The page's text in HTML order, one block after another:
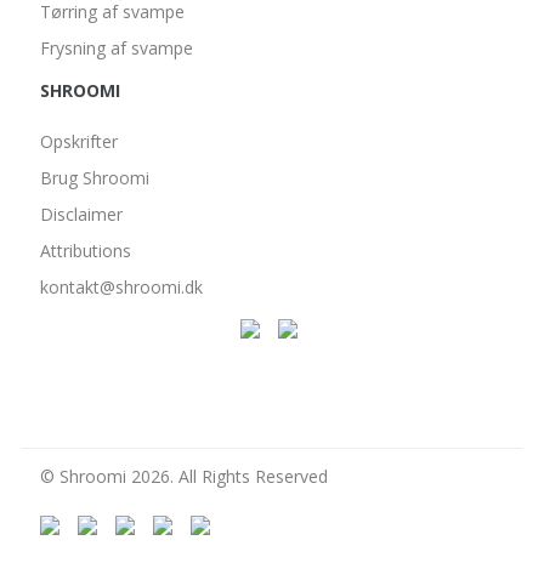
Tørring af svampe
Frysning af svampe
SHROOMI
Opskrifter
Brug Shroomi
Disclaimer
Attributions
kontakt@shroomi.dk
© Shroomi 2026. All Rights Reserved